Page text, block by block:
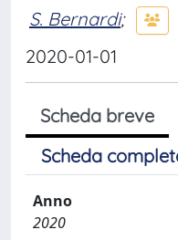
S. Bernardi;
2020-01-01
Scheda breve
Scheda
Anno
2020